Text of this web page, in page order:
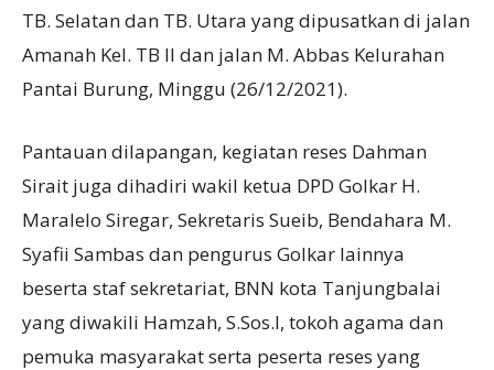
TB. Selatan dan TB. Utara yang dipusatkan di jalan
Amanah Kel. TB II dan jalan M. Abbas Kelurahan
Pantai Burung, Minggu (26/12/2021).
Pantauan dilapangan, kegiatan reses Dahman
Sirait juga dihadiri wakil ketua DPD Golkar H.
Maralelo Siregar, Sekretaris Sueib, Bendahara M.
Syafii Sambas dan pengurus Golkar lainnya
beserta staf sekretariat, BNN kota Tanjungbalai
yang diwakili Hamzah, S.Sos.I, tokoh agama dan
pemuka masyarakat serta peserta reses yang